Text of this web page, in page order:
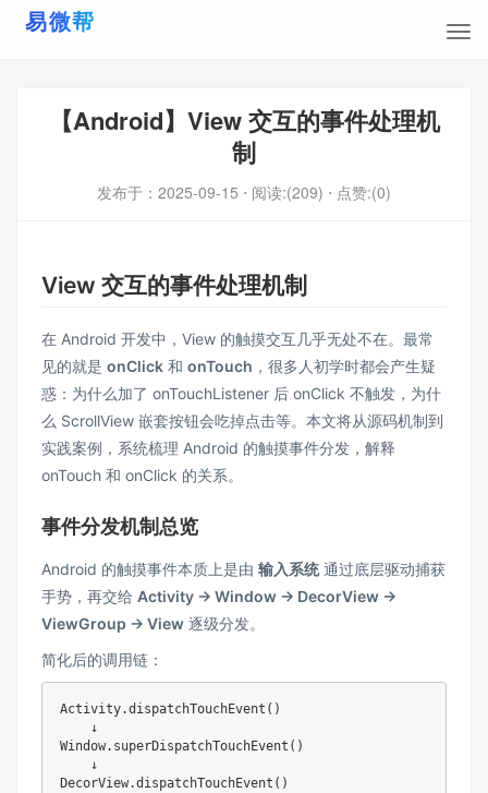
【Android】View 交互的事件处理机
制
发布于： 2025-09-15 ⋅ 阅读:(209) ⋅ 点赞:(0)
View 交互的事件处理机制
在 Android 开发中，View 的触摸交互几乎无处不在。最常
见的就是 onClick 和 onTouch ，很多人初学时都会产生疑
惑：为什么加了 onTouchListener 后 onClick 不触发，为什
么 ScrollView 嵌套按钮会吃掉点击等。本文将从源码机制到
实践案例，系统梳理 Android 的触摸事件分发，解释
onTouch 和 onClick 的关系。
事件分发机制总览
Android 的触摸事件本质上是由 输入系统通过底层驱动捕获
手势，再交给 Activity → Window → DecorView →
ViewGroup → View 逐级分发。
简化后的调用链：
Activity.dispatchTouchEvent()
    ↓
Window.superDispatchTouchEvent()
    ↓
DecorView.dispatchTouchEvent()